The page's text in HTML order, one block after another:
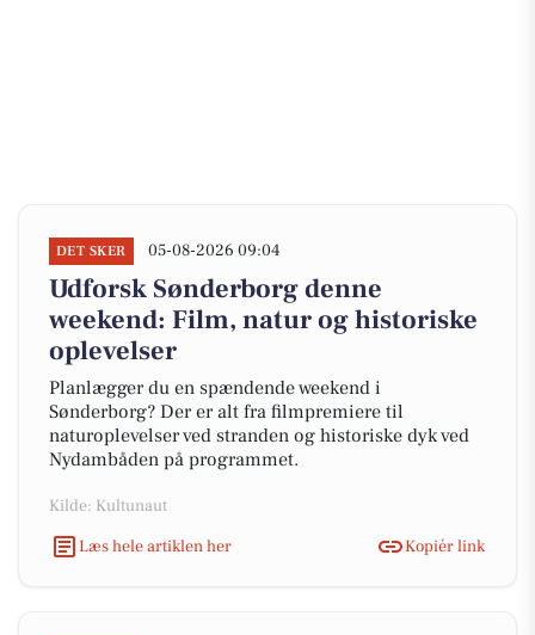
DET SKER 05-08-2026 09:04
Udforsk Sønderborg denne
weekend: Film, natur og historiske
oplevelser
Planlægger du en spændende weekend i
Sønderborg? Der er alt fra filmpremiere til
naturoplevelser ved stranden og historiske dyk ved
Nydambåden på programmet.
Kilde: Kultunaut
Læs hele artiklen her
Kopiér link